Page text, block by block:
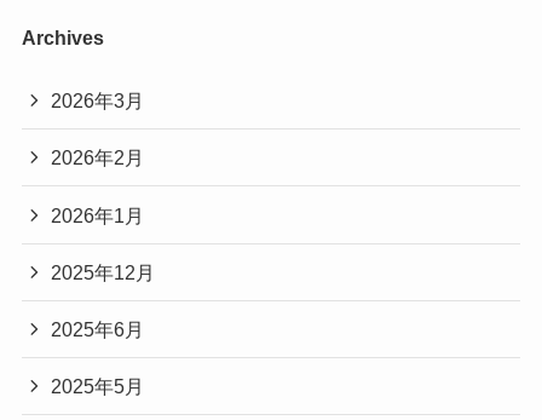
Archives
2026年3月
2026年2月
2026年1月
2025年12月
2025年6月
2025年5月